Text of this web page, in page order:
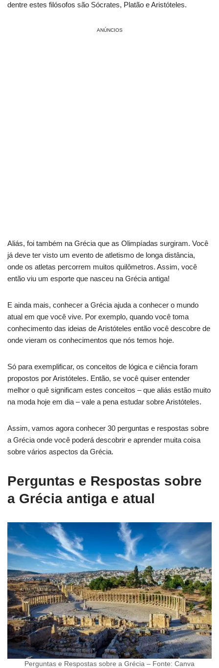
dentre estes filósofos são Sócrates, Platão e Aristóteles.
ANÚNCIOS
Aliás, foi também na Grécia que as Olimpíadas surgiram. Você
já deve ter visto um evento de atletismo de longa distância,
onde os atletas percorrem muitos quilômetros. Assim, você
então viu um esporte que nasceu na Grécia antiga!
E ainda mais, conhecer a Grécia ajuda a conhecer o mundo
atual em que você vive. Por exemplo, quando você toma
conhecimento das ideias de Aristóteles então você descobre de
onde vieram os conhecimentos que nós temos hoje.
Só para exemplificar, os conceitos de lógica e ciência foram
propostos por Aristóteles. Então, se você quiser entender
melhor o quê significam estes conceitos – que aliás estão muito
na moda hoje em dia – vale a pena estudar sobre Aristóteles.
Assim, vamos agora conhecer 30 perguntas e respostas sobre
a Grécia onde você poderá descobrir e aprender muita coisa
sobre vários aspectos da Grécia.
Perguntas e Respostas sobre
a Grécia antiga e atual
Perguntas e Respostas sobre a Grécia – Fonte: Canva